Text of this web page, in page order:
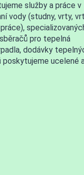
služby a práce v
vody (studny, vrty,
pro tepelná
dodávky
poskytujeme ucelené